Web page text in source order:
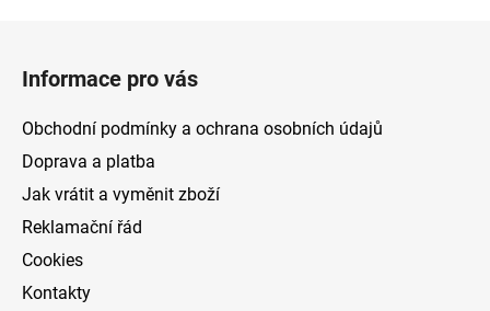
Informace pro vás
Obchodní podmínky a ochrana osobních údajů
Doprava a platba
Jak vrátit a vyměnit zboží
Reklamační řád
Cookies
Kontakty